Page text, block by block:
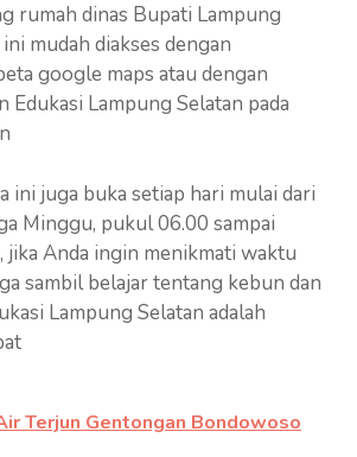
rumah dinas Bupati Lampung
mudah diakses dengan
google maps atau dengan
Edukasi Lampung Selatan pada
ini juga buka setiap hari mulai dari
Minggu, pukul 06.00 sampai
jika Anda ingin menikmati waktu
sambil belajar tentang kebun dan
Lampung Selatan adalah
Terjun Gentongan Bondowoso